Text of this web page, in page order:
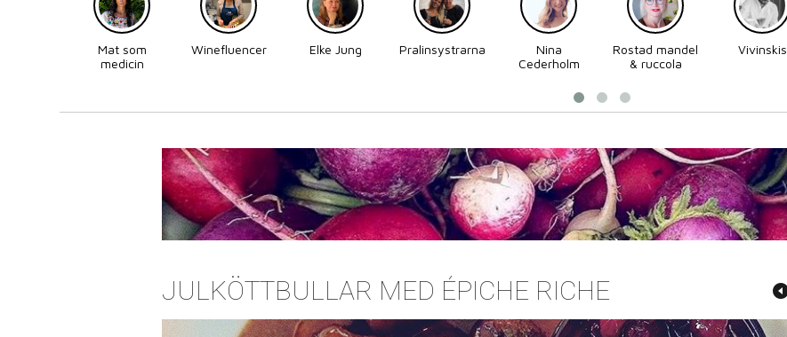
Mat som
medicin
Winefluencer Elke Jung Pralinsystrarna
Nina
Cederholm
Rostad mandel
& ruccola
Vivinskis
JULKÖTTBULLAR MED ÉPICHE RICHE